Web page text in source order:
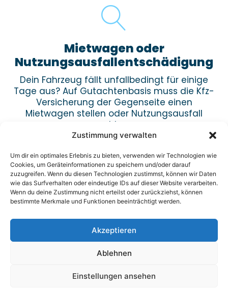
Zustimmung verwalten
Um dir ein optimales Erlebnis zu bieten, verwenden wir Technologien wie
Cookies, um Geräteinformationen zu speichern und/oder darauf
zuzugreifen. Wenn du diesen Technologien zustimmst, können wir Daten
wie das Surfverhalten oder eindeutige IDs auf dieser Website verarbeiten.
Wenn du deine Zustimmung nicht erteilst oder zurückziehst, können
bestimmte Merkmale und Funktionen beeinträchtigt werden.
Akzeptieren
Ablehnen
Einstellungen ansehen
Mietwagen oder
Nutzungsausfallentschädigung
Dein Fahrzeug fällt unfallbedingt für einige
Tage aus? Auf Gutachtenbasis muss die Kfz-
Versicherung der Gegenseite einen
Mietwagen stellen oder Nutzungsausfall
zahlen.
Schadenersatz für merkantile
Wertminderung
Unfallwagen (auch Gebrauchtwagen!) im
Wert gemindert. Dein Kfz-Sachverständiger in
Oldenburg (Ohmstede, Bürgerfelde, Nadorst
etc.) beziffert deine Ansprüche auf
Schadenersatz für die unfallbedingte
Wertminderung Ihres PKW.